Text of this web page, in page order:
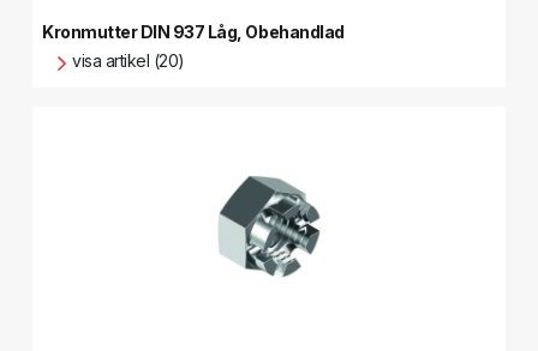
Kronmutter DIN 937 Låg, Obehandlad
visa artikel (20)